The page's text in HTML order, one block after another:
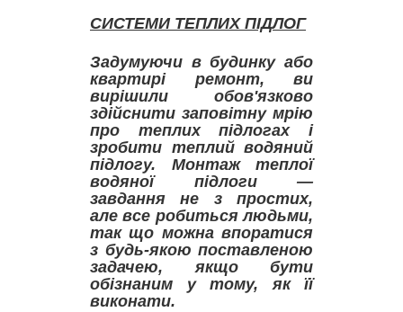
СИСТЕМИ ТЕПЛИХ ПІДЛОГ
Задумуючи в будинку або
квартирі ремонт, ви
вирішили обов'язково
здійснити заповітну мрію
про теплих підлогах і
зробити теплий водяний
підлогу. Монтаж теплої
водяної підлоги —
завдання не з простих,
але все робиться людьми,
так що можна впоратися
з будь-якою поставленою
задачею, якщо бути
обізнаним у тому, як її
виконати.